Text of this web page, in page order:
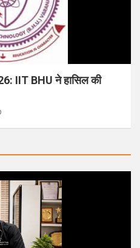
IIT BHU ने हासिल की